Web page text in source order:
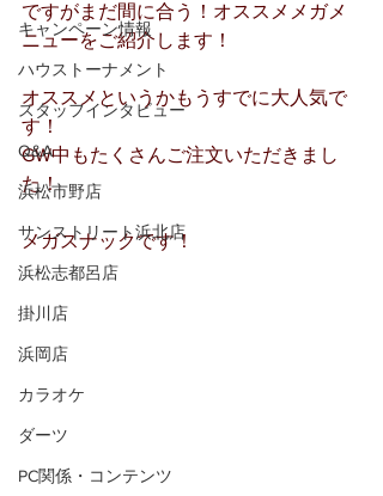
キャンペーン情報
ハウストーナメント
スタッフインタビュー
Q&A
浜松市野店
サンストリート浜北店
浜松志都呂店
掛川店
浜岡店
カラオケ
ダーツ
PC関係・コンテンツ
ですがまだ間に合う！オススメメガメ
ニューをご紹介します！
オススメというかもうすでに大人気で
す！
GW中もたくさんご注文いただきまし
た！
メガスナックです！